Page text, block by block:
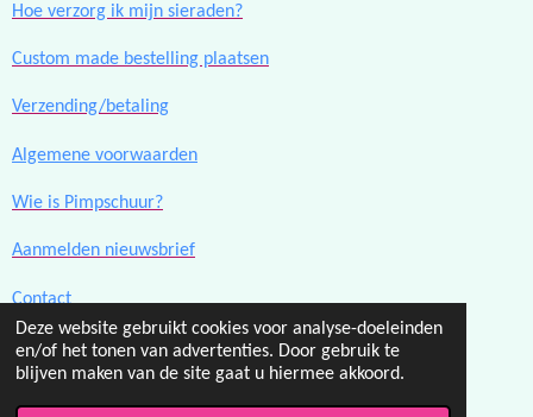
Deze website gebruikt cookies voor analyse-doeleinden
en/of het tonen van advertenties. Door gebruik te
blijven maken van de site gaat u hiermee akkoord.
Hoe verzorg ik mijn sieraden?
Custom made bestelling plaatsen
Verzending/betaling
Algemene voorwaarden
Wie is Pimpschuur?
Aanmelden nieuwsbrief
Contact
F
c
I
s